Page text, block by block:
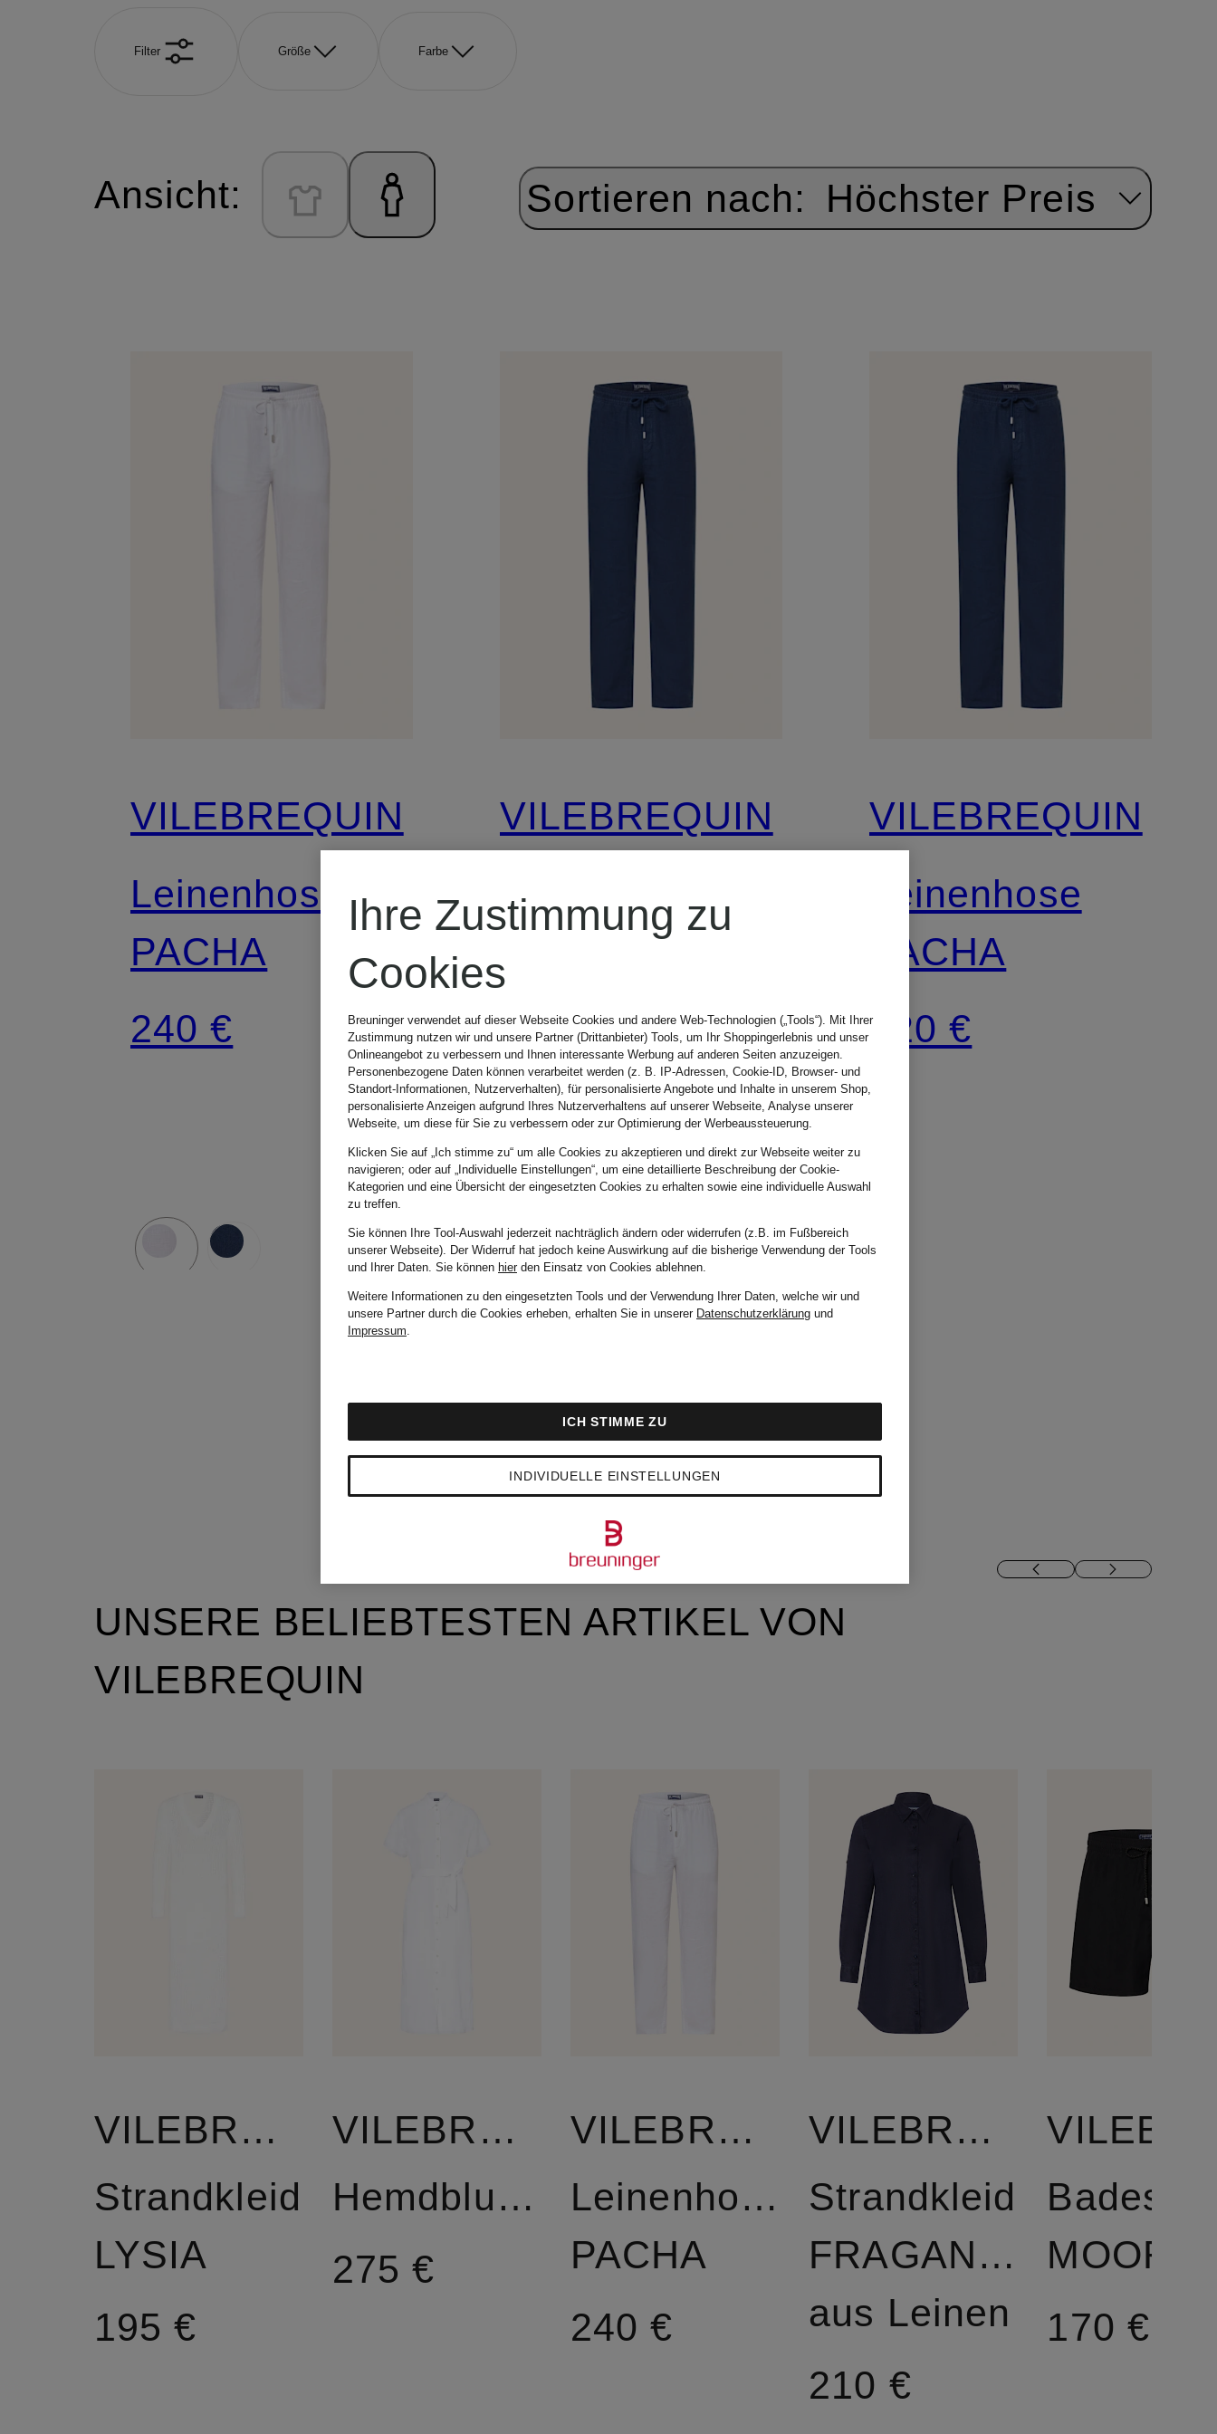
Filter Größe Farbe
Ansicht: Sortieren nach: Höchster Preis
VILEBREQUIN
Leinenhose
PACHA
240 €
VILEBREQUIN
Leinenhose
240 €
VILEBREQUIN
Leinenhose
PACHA
220 €
UNSERE BELIEBTESTEN ARTIKEL VON
VILEBREQUIN
VILEBREQUIN
Strandkleid
LYSIA
195 €
VILEBREQUIN
Hemdblusenkleid
275 €
VILEBREQUIN
Leinenhose
PACHA
240 €
VILEBREQUIN
Strandkleid
FRAGANCE
aus Leinen
210 €
170 €
Ihre Zustimmung zu
Cookies
Breuninger verwendet auf dieser Webseite Cookies und andere Web-Technologien („Tools“). Mit Ihrer
Zustimmung nutzen wir und unsere Partner (Drittanbieter) Tools, um Ihr Shoppingerlebnis und unser
Onlineangebot zu verbessern und Ihnen interessante Werbung auf anderen Seiten anzuzeigen.
Personenbezogene Daten können verarbeitet werden (z. B. IP-Adressen, Cookie-ID, Browser- und
Standort-Informationen, Nutzerverhalten), für personalisierte Angebote und Inhalte in unserem Shop,
personalisierte Anzeigen aufgrund Ihres Nutzerverhaltens auf unserer Webseite, Analyse unserer
Webseite, um diese für Sie zu verbessern oder zur Optimierung der Werbeaussteuerung.
Klicken Sie auf „Ich stimme zu“ um alle Cookies zu akzeptieren und direkt zur Webseite weiter zu
navigieren; oder auf „Individuelle Einstellungen“, um eine detaillierte Beschreibung der Cookie-
Kategorien und eine Übersicht der eingesetzten Cookies zu erhalten sowie eine individuelle Auswahl
zu treffen.
Sie können Ihre Tool-Auswahl jederzeit nachträglich ändern oder widerrufen (z.B. im Fußbereich
unserer Webseite). Der Widerruf hat jedoch keine Auswirkung auf die bisherige Verwendung der Tools
und Ihrer Daten. Sie können hierden Einsatz von Cookies ablehnen.
Weitere Informationen zu den eingesetzten Tools und der Verwendung Ihrer Daten, welche wir und
unsere Partner durch die Cookies erheben, erhalten Sie in unserer Datenschutzerklärung und
Impressum.
INDIVIDUELLE EINSTELLUNGEN
ICH STIMME ZU